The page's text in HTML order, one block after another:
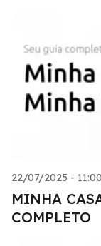
22/07/2025 - 11:00
MINHA
COMPLETO